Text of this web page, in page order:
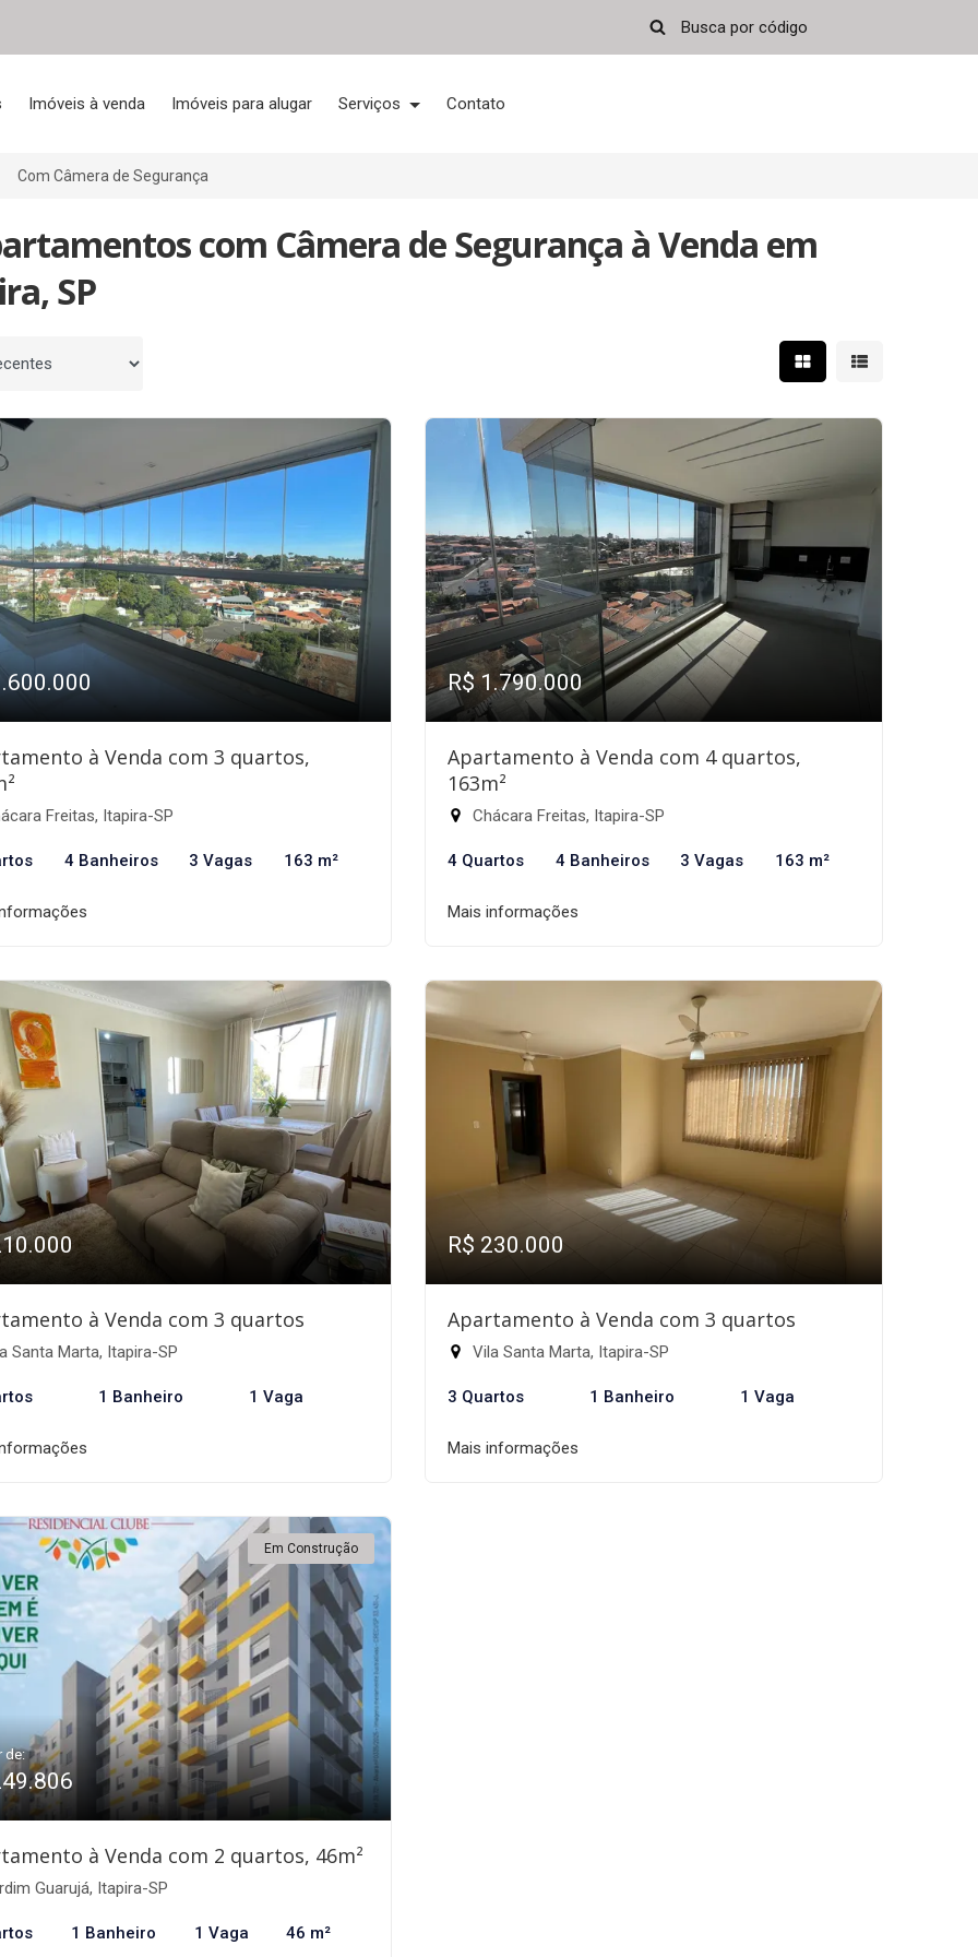
Imóveis à venda Imóveis para alugar Serviços Contato
Com Câmera de Segurança
com Câmera de Segurança à Venda em
SP
Mostrar resultados em
Mostrar
à Venda com 3 quartos,
Freitas, Itapira-SP
4 Banheiros 3 Vagas 163 m²
R$ 1.790.000
Apartamento à Venda com 4 quartos,
163m²
Chácara Freitas, Itapira-SP
4 Quartos 4 Banheiros 3 Vagas 163 m²
Mais informações
à Venda com 3 quartos
Santa Marta, Itapira-SP
1 Banheiro 1 Vaga
R$ 230.000
Apartamento à Venda com 3 quartos
Vila Santa Marta, Itapira-SP
3 Quartos 1 Banheiro 1 Vaga
Mais informações
Em Construção
de:
à Venda com 2 quartos, 46m²
Guarujá, Itapira-SP
1 Banheiro 1 Vaga 46 m²